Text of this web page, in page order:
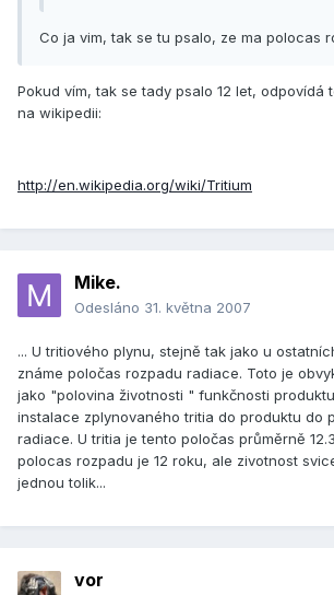
Co ja vim, tak se tu psalo, ze ma polocas
Pokud vím, tak se tady psalo 12 let, odpovídá
na wikipedii:
http://en.wikipedia.org/wiki/Tritium
Mike.
Odesláno 31. května 2007
... U tritiového plynu, stejně tak jako u
známe poločas rozpadu radiace. Toto je
jako "polovina životnosti " funkčnosti
instalace zplynovaného tritia do produktu do
radiace. U tritia je tento poločas průměrně
polocas rozpadu je 12 roku, ale zivotnost
jednou tolik...
vor